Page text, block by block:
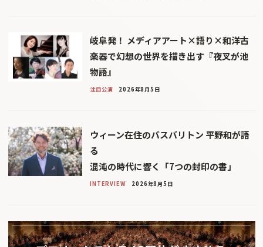
岐阜発！ メディアアート×語り×和洋古
楽器で幻想の世界を描き出す『夜叉が池
物語』
注目公演 2026年8月5日
ウィーン在住のバスバリトン 平野和が語
る
混沌の時代に響く「7つの封印の書」
INTERVIEW 2026年8月5日